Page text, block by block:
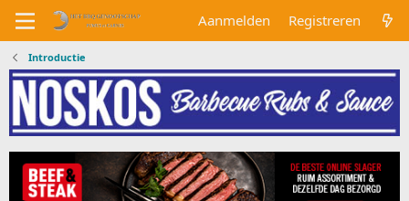
Aanmelden Registreren
Introductie